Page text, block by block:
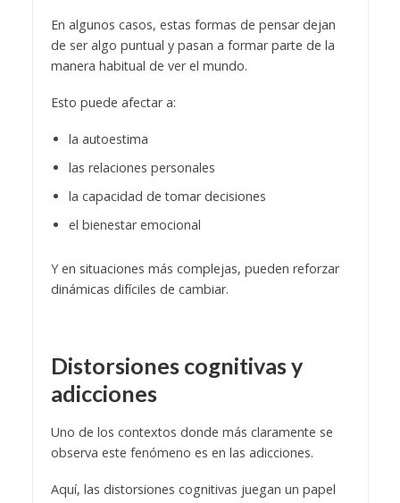
En algunos casos, estas formas de pensar dejan
de ser algo puntual y pasan a formar parte de la
manera habitual de ver el mundo.
Esto puede afectar a:
la autoestima
las relaciones personales
la capacidad de tomar decisiones
el bienestar emocional
Y en situaciones más complejas, pueden reforzar
dinámicas difíciles de cambiar.
Distorsiones cognitivas y
adicciones
Uno de los contextos donde más claramente se
observa este fenómeno es en las adicciones.
Aquí, las distorsiones cognitivas juegan un papel